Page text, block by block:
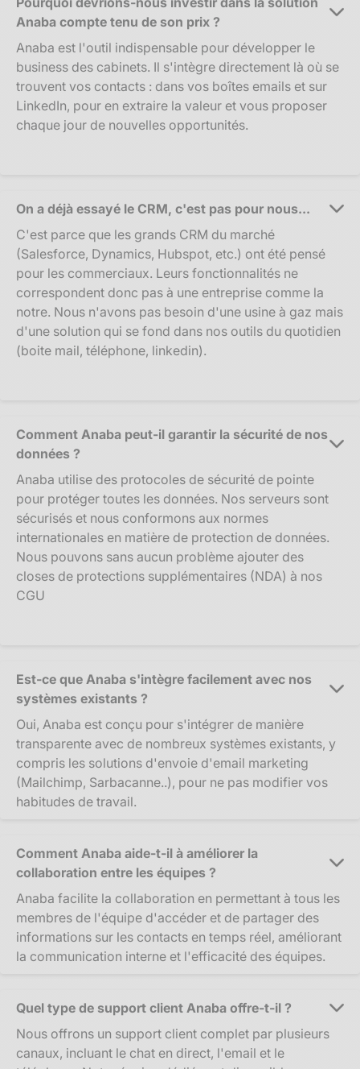
Anaba compte tenu de son prix ?
Anaba est l'outil indispensable pour développer le
business des cabinets. Il s'intègre directement là où se
trouvent vos contacts : dans vos boîtes emails et sur
LinkedIn, pour en extraire la valeur et vous proposer
chaque jour de nouvelles opportunités.
On a déjà essayé le CRM, c'est pas pour nous...
C'est parce que les grands CRM du marché
(Salesforce, Dynamics, Hubspot, etc.) ont été pensé
pour les commerciaux. Leurs fonctionnalités ne
correspondent donc pas à une entreprise comme la
notre. Nous n'avons pas besoin d'une usine à gaz mais
d'une solution qui se fond dans nos outils du quotidien
(boite mail, téléphone, linkedin).
Comment Anaba peut-il garantir la sécurité de nos
données ?
Anaba utilise des protocoles de sécurité de pointe
pour protéger toutes les données. Nos serveurs sont
sécurisés et nous conformons aux normes
internationales en matière de protection de données.
Nous pouvons sans aucun problème ajouter des
closes de protections supplémentaires (NDA) à nos
CGU
Est-ce que Anaba s'intègre facilement avec nos
systèmes existants ?
Oui, Anaba est conçu pour s'intégrer de manière
transparente avec de nombreux systèmes existants, y
compris les solutions d'envoie d'email marketing
(Mailchimp, Sarbacanne..), pour ne pas modifier vos
habitudes de travail.
Comment Anaba aide-t-il à améliorer la
collaboration entre les équipes ?
Anaba facilite la collaboration en permettant à tous les
membres de l'équipe d'accéder et de partager des
informations sur les contacts en temps réel, améliorant
la communication interne et l'efficacité des équipes.
Quel type de support client Anaba offre-t-il ?
Nous offrons un support client complet par plusieurs
canaux, incluant le chat en direct, l'email et le